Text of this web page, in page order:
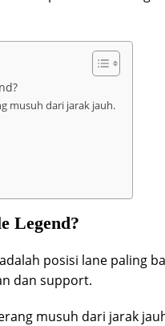
musuh dari jarak jauh.
Legend?
posisi lane paling
dan support.
musuh dari jarak